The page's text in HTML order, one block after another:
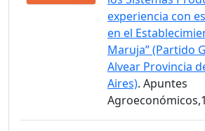
experiencia con
en el
Maruja” (Partido
Alvear Provincia
Aires). Apuntes